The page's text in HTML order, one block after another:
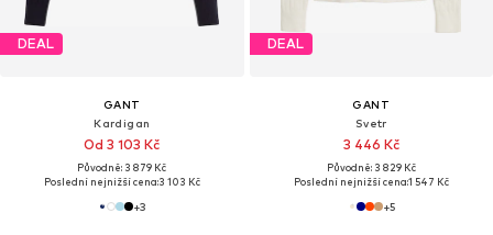
DEAL
GANT
Kardigan
Od 3 103 Kč
Původně: 3 879 Kč
Poslední nejnižší cena:3 103 Kč
+3
DEAL
GANT
Svetr
3 446 Kč
Původně: 3 829 Kč
Poslední nejnižší cena:1 547 Kč
+5